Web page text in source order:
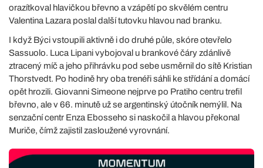
orazítkoval hlavičkou břevno a vzápětí po skvělém centru
Valentina Lazara poslal další tutovku hlavou nad branku.
I když Býci vstoupili aktivně i do druhé půle, skóre otevřelo
Sassuolo. Luca Lipani vybojoval u brankové čáry zdánlivě
ztracený míč a jeho přihrávku pod sebe usměrnil do sítě Kristian
Thorstvedt. Po hodině hry oba trenéři sáhli ke střídání a domácí
opět hrozili. Giovanni Simeone nejprve po Pratiho centru trefil
břevno, ale v 66. minutě už se argentinský útočník nemýlil. Na
senzační centr Enza Ebosseho si naskočil a hlavou překonal
Muriče, čímž zajistil zasloužené vyrovnání.